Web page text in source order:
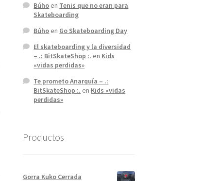
Búhoen Tenis que no eran para
Skateboarding
Búhoen Go Skateboarding Day
El skateboarding y la diversidad
– .: BitSkateShop :. en Kids
«vidas perdidas»
Te prometo Anarquía – .:
BitSkateShop :. en Kids «vidas
perdidas»
Productos
Gorra Kuko Cerrada